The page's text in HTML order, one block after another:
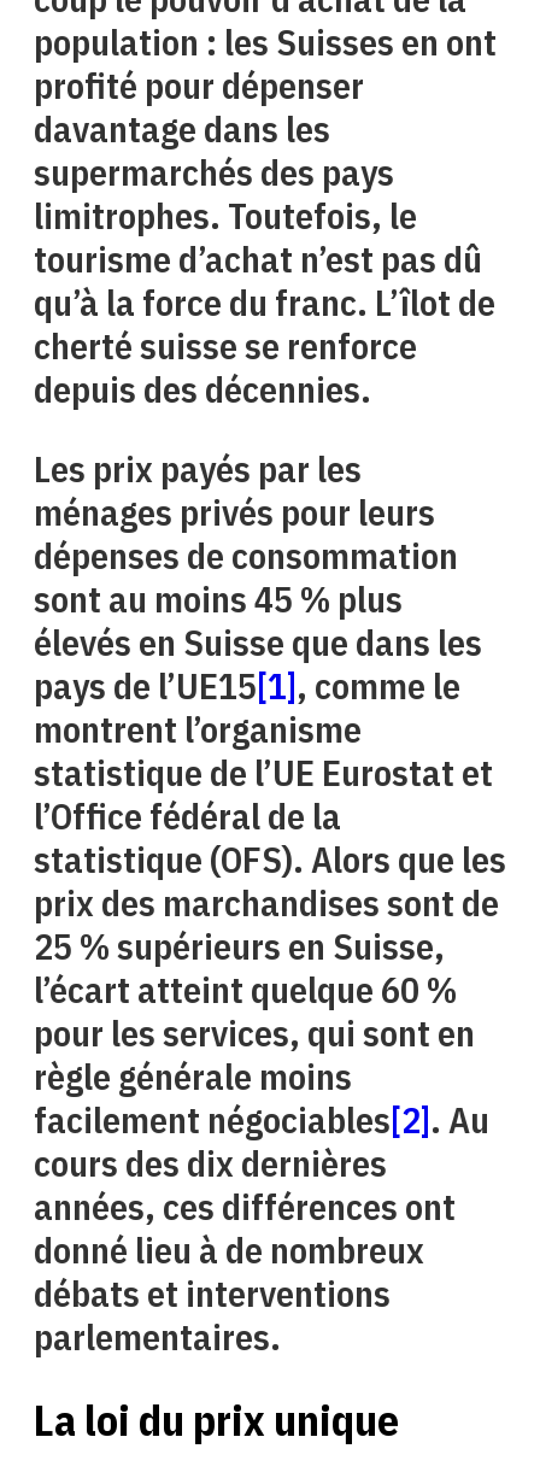
population : les Suisses en ont
profité pour dépenser
davantage dans les
supermarchés des pays
limitrophes. Toutefois, le
tourisme d’achat n’est pas dû
qu’à la force du franc. L’îlot de
cherté suisse se renforce
depuis des décennies.
Les prix payés par les
ménages privés pour leurs
dépenses de consommation
sont au moins 45 % plus
élevés en Suisse que dans les
pays de l’UE15[1], comme le
montrent l’organisme
statistique de l’UE Eurostat et
l’Office fédéral de la
statistique (OFS). Alors que les
prix des marchandises sont de
25 % supérieurs en Suisse,
l’écart atteint quelque 60 %
pour les services, qui sont en
règle générale moins
facilement négociables[2]. Au
cours des dix dernières
années, ces différences ont
donné lieu à de nombreux
débats et interventions
parlementaires.
La loi du prix unique